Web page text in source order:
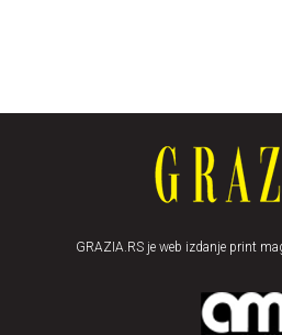
GRAZIA.RS je web izdanje print